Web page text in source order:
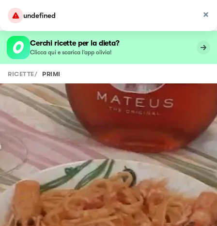
undefined
Cerchi ricette per la dieta?
Clicca qui e scarica l’app olivia!
RICETTE/ PRIMI